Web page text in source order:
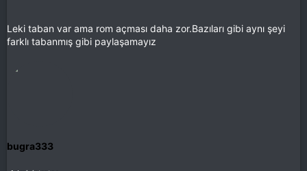
Leki taban var ama rom açması daha zor.Bazıları gibi aynı şeyi
farklı tabanmış gibi paylaşamayız
bugra333